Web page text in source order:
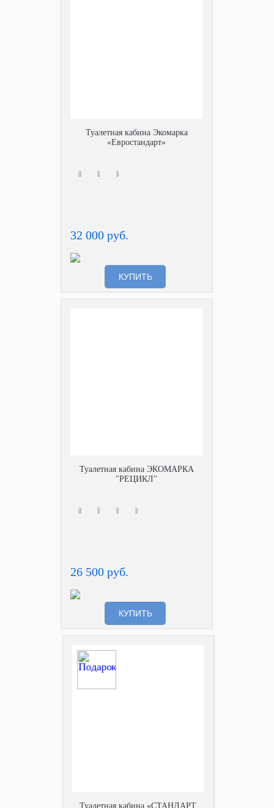
Туалетная кабина Экомарка
«Евростандарт»
32 000 руб.
КУПИТЬ
Туалетная кабина ЭКОМАРКА
"РЕЦИКЛ"
26 500 руб.
КУПИТЬ
Туалетная кабина «СТАНДАРТ